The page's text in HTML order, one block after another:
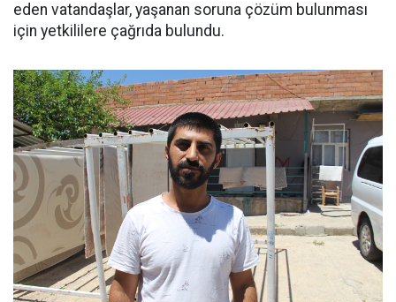
eden vatandaşlar, yaşanan soruna çözüm bulunması
için yetkililere çağrıda bulundu.